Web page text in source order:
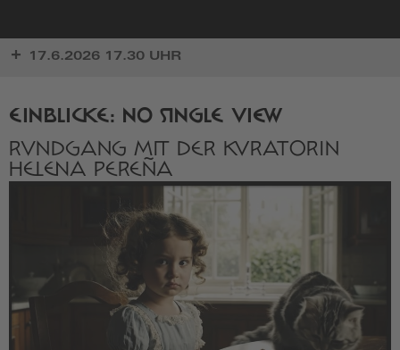
Startseite
EINBLICKE: NO SINGLE VIEW
RUNDGANG MIT DER KURATORIN
HELENA PEREÑA
17.6.2026 17.30 UHR